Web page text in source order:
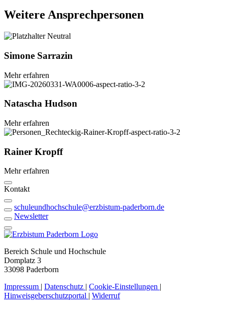
Weitere Ansprechpersonen
Simone Sarrazin
Mehr erfahren
Natascha Hudson
Mehr erfahren
Rainer Kropff
Mehr erfahren
Kontakt
schuleundhochschule@erzbistum-paderborn.de
Newsletter
Bereich Schule und Hochschule
Domplatz 3
33098 Paderborn
Impressum | Datenschutz | Cookie-Einstellungen |
Hinweisgeberschutzportal | Widerruf